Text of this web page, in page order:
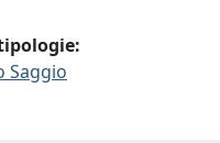
Saggio